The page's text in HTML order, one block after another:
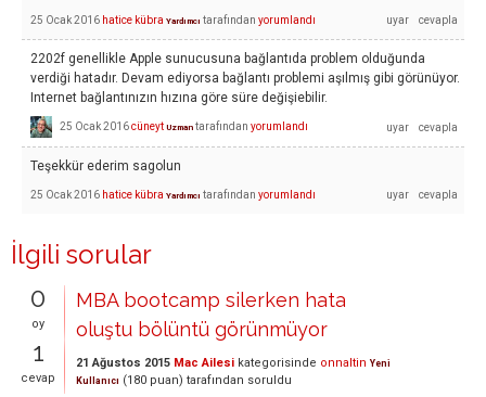
25 Ocak 2016 hatice kübra Yardımcı tarafından yorumlandı
2202f genellikle Apple sunucusuna bağlantıda problem olduğunda
verdiği hatadır. Devam ediyorsa bağlantı problemi aşılmış gibi görünüyor.
Internet bağlantınızın hızına göre süre değişiebilir.
25 Ocak 2016cüneyt Uzman tarafından yorumlandı
Teşekkür ederim sagolun
25 Ocak 2016 hatice kübra Yardımcı tarafından yorumlandı
İlgili sorular
0
oy
1
cevap
MBA bootcamp silerken hata
oluştu bölüntü görünmüyor
21 Ağustos 2015 Mac Ailesi kategorisinde onnaltin Yeni
Kullanıcı (180 puan) tarafından soruldu